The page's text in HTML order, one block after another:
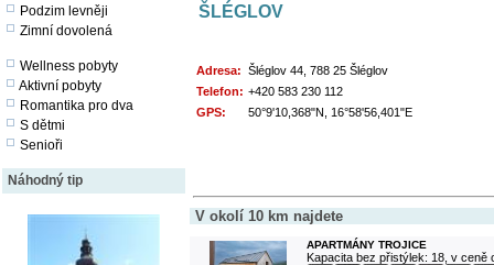
Podzim levněji
Zimní dovolená
Wellness pobyty
Aktivní pobyty
Romantika pro dva
S dětmi
Senioři
Náhodný tip
ŠLÉGLOV
Adresa: Šléglov 44, 788 25 Šléglov
Telefon: +420 583 230 112
GPS:
50°9'10,368"N, 16°58'56,401"E
V okolí 10 km najdete
APARTMÁNY TROJICE
Kapacita bez přistýlek: 18, v ceně